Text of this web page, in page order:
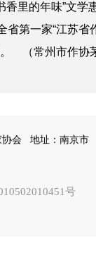
香里的年味”文学
省第一家“江苏省
（常州市作协
协会
地址：南京市
号